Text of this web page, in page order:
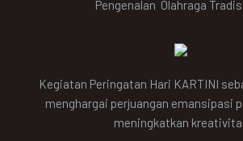
Pengenalan Olahraga
Kegiatan Peringatan Hari KARTINI
menghargai perjuangan emansipasi
meningkatkan